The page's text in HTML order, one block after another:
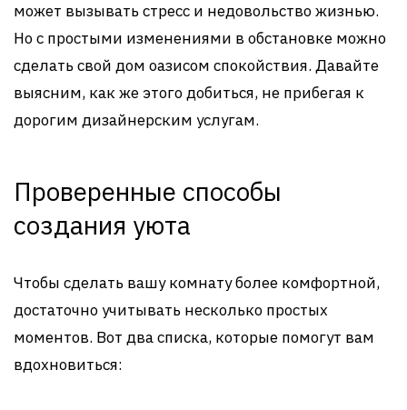
может вызывать стресс и недовольство жизнью.
Но с простыми изменениями в обстановке можно
сделать свой дом оазисом спокойствия. Давайте
выясним, как же этого добиться, не прибегая к
дорогим дизайнерским услугам.
Проверенные способы
создания уюта
Чтобы сделать вашу комнату более комфортной,
достаточно учитывать несколько простых
моментов. Вот два списка, которые помогут вам
вдохновиться: